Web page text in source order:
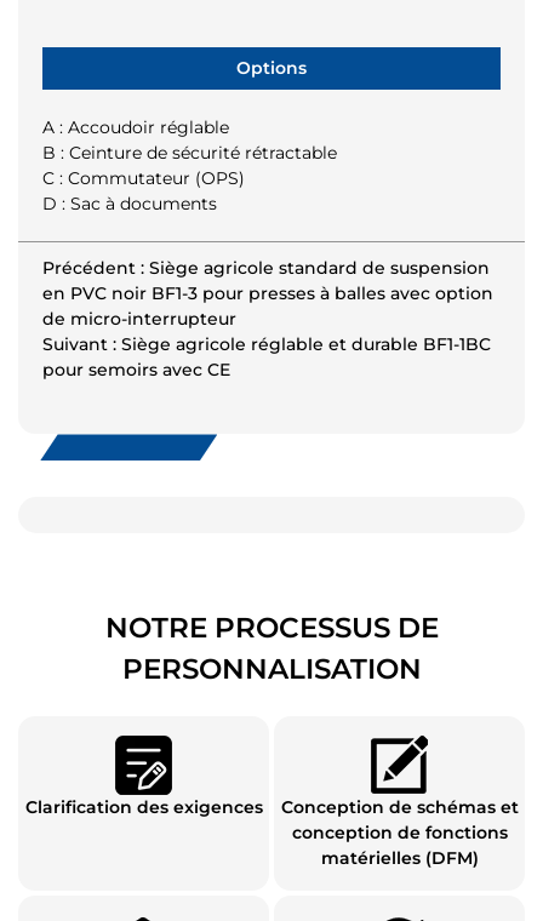
Options
A : Accoudoir réglable
B : Ceinture de sécurité rétractable
C : Commutateur (OPS)
D : Sac à documents
Précédent : Siège agricole standard de suspension
en PVC noir BF1-3 pour presses à balles avec option
de micro-interrupteur
Suivant : Siège agricole réglable et durable BF1-1BC
pour semoirs avec CE
NOTRE PROCESSUS DE
PERSONNALISATION
Clarification des exigences
Conception de schémas et
conception de fonctions
matérielles (DFM)